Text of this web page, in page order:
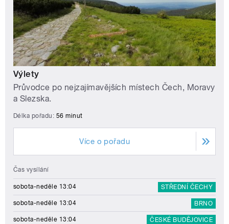
Výlety
Průvodce po nejzajímavějších místech Čech, Moravy
a Slezska.
Délka pořadu: 56 minut
Více o pořadu
Čas vysílání
sobota-neděle 13:04 STŘEDNÍ ČECHY
sobota-neděle 13:04 BRNO
sobota-neděle 13:04 ČESKÉ BUDĚJOVICE